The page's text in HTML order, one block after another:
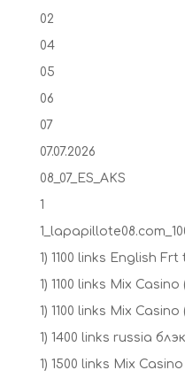
02
04
05
06
07
07.07.2026
08_07_ES_AKS
1
1) 1100 links English
1) 1100 links Mix Casino
1) 1100 links Mix Casino
1) 1400 links russia
1) 1500 links Mix